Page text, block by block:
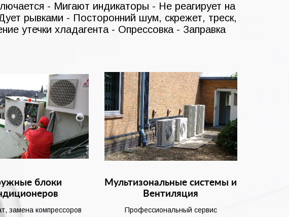
- Мигают индикаторы - Не реагирует на
рывками - Посторонний шум, скрежет, треск,
утечки хладагента - Опрессовка - Заправка
блоки
замена компрессоров
Мультизональные системы и
Вентиляция
Профессиональный сервис